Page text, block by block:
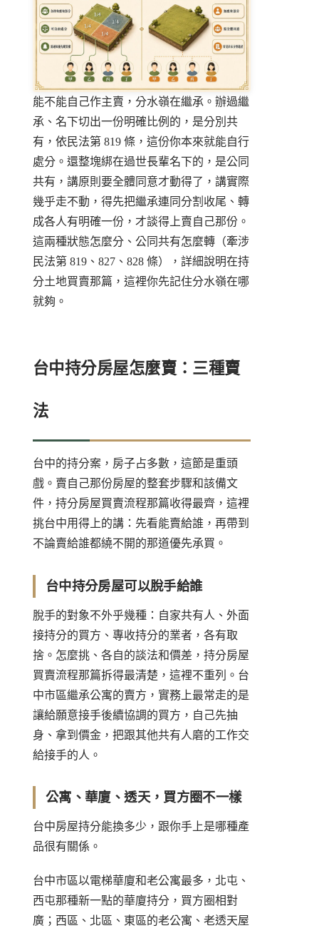
能不能自己作主賣，分水嶺在繼承。辦過繼
承、名下切出一份明確比例的，是分別共
有，依民法第 819 條，這份你本來就能自行
處分。還整塊綁在過世長輩名下的，是公同
共有，講原則要全體同意才動得了，講實際
幾乎走不動，得先把繼承連同分割收尾、轉
成各人有明確一份，才談得上賣自己那份。
這兩種狀態怎麼分、公同共有怎麼轉（牽涉
民法第 819、827、828 條），詳細說明在持
分土地買賣那篇，這裡你先記住分水嶺在哪
就夠。
台中持分房屋怎麼賣：三種賣
法
台中的持分案，房子占多數，這節是重頭
戲。賣自己那份房屋的整套步驟和該備文
件， 持分房屋買賣流程那篇收得最齊，這裡
挑台中用得上的講：先看能賣給誰，再帶到
不論賣給誰都繞不開的那道優先承買。
台中持分房屋可以脫手給誰
脫手的對象不外乎幾種：自家共有人、外面
接持分的買方、專收持分的業者，各有取
捨。怎麼挑、各自的談法和價差， 持分房屋
買賣流程那篇拆得最清楚，這裡不重列。台
中市區繼承公寓的賣方，實務上最常走的是
讓給願意接手後續協調的買方，自己先抽
身、拿到價金，把跟其他共有人磨的工作交
給接手的人。
公寓、華廈、透天，買方圈不一樣
台中房屋持分能換多少，跟你手上是哪種產
品很有關係。
台中市區以電梯華廈和老公寓最多，北屯、
西屯那種新一點的華廈持分，買方圈相對
廣；西區、北區、東區的老公寓、老透天屋